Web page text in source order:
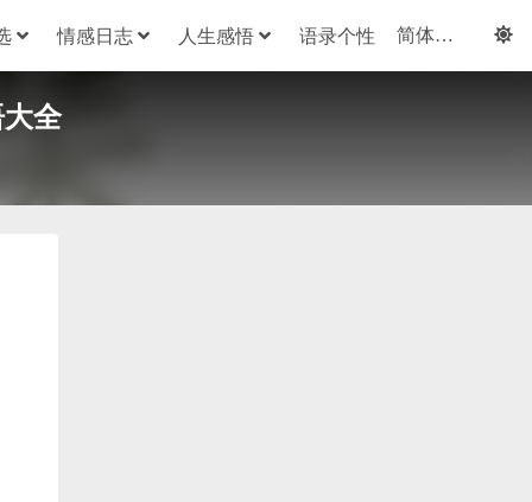
情感日志 人生感悟 语录个性
全